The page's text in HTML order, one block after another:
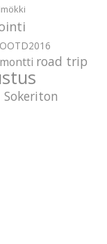
OOTD2016
road trip